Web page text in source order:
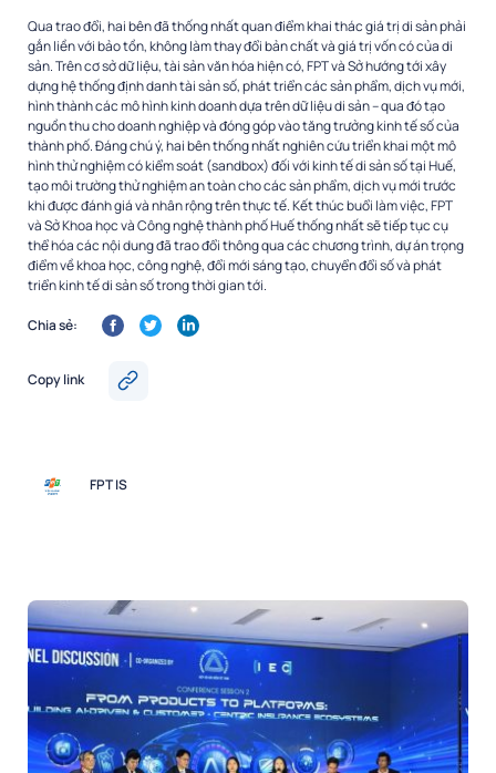
Qua trao đổi, hai bên đã thống nhất quan điểm khai thác giá trị di sản phải
gắn liền với bảo tồn, không làm thay đổi bản chất và giá trị vốn có của di
sản. Trên cơ sở dữ liệu, tài sản văn hóa hiện có, FPT và Sở hướng tới xây
dựng hệ thống định danh tài sản số, phát triển các sản phẩm, dịch vụ mới,
hình thành các mô hình kinh doanh dựa trên dữ liệu di sản – qua đó tạo
nguồn thu cho doanh nghiệp và đóng góp vào tăng trưởng kinh tế số của
thành phố. Đáng chú ý, hai bên thống nhất nghiên cứu triển khai một mô
hình thử nghiệm có kiểm soát (sandbox) đối với kinh tế di sản số tại Huế,
tạo môi trường thử nghiệm an toàn cho các sản phẩm, dịch vụ mới trước
khi được đánh giá và nhân rộng trên thực tế. Kết thúc buổi làm việc, FPT
và Sở Khoa học và Công nghệ thành phố Huế thống nhất sẽ tiếp tục cụ
thể hóa các nội dung đã trao đổi thông qua các chương trình, dự án trọng
điểm về khoa học, công nghệ, đổi mới sáng tạo, chuyển đổi số và phát
triển kinh tế di sản số trong thời gian tới.
Chia sẻ:
Copy link
FPT IS